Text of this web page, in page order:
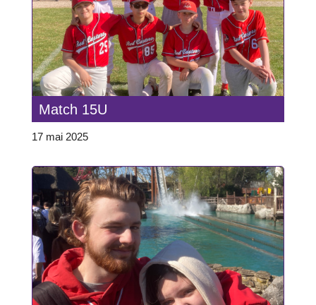
Match 15U
17 mai 2025